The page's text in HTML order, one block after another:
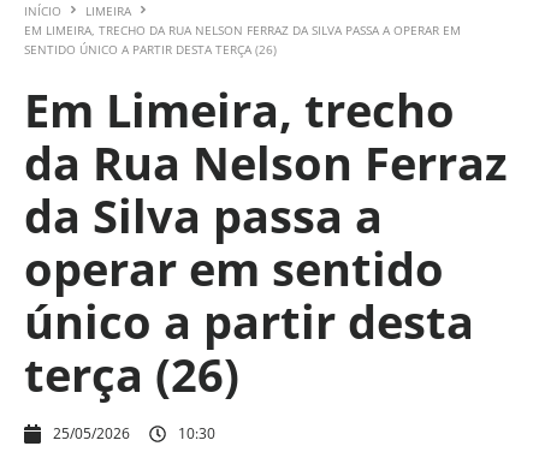
INÍCIO
LIMEIRA
EM LIMEIRA, TRECHO DA RUA NELSON FERRAZ DA SILVA PASSA A OPERAR EM
SENTIDO ÚNICO A PARTIR DESTA TERÇA (26)
Em Limeira, trecho
da Rua Nelson Ferraz
da Silva passa a
operar em sentido
único a partir desta
terça (26)
25/05/2026 10:30